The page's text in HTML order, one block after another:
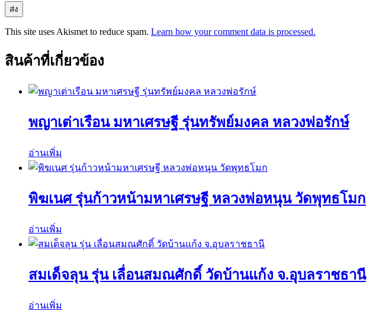
This site uses Akismet to reduce spam. Learn how your comment data is processed.
สินค้าที่เกี่ยวข้อง
พญาเต่าเรือน มหาเศรษฐี รุ่นทรัพย์มงคล หลวงพ่อรักษ์
อ่านเพิ่ม
พิฆเนศ รุ่นก้าวหน้ามหาเศรษฐี หลวงพ่อหนุน วัดพุทธโมก
อ่านเพิ่ม
สมเด็จลุน รุ่น เลื่อนสมณศักดิ์ วัดบ้านแก้ง จ.อุบลราชธานี
อ่านเพิ่ม